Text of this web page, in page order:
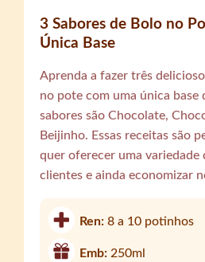
3 Sabores de Bolo no
Única Base
Aprenda a fazer três
no pote com uma única base
sabores são Chocolate,
Beijinho. Essas receitas são
quer oferecer uma variedade
clientes e ainda economizar
Ren:8 a 10 potinhos
Emb: 250ml